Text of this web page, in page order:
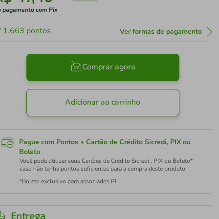
pagamento com Pix
1.663 pontos Ver formas de pagamento
Comprar agora
Adicionar ao carrinho
Pague com Pontos + Cartão de Crédito Sicredi, PIX ou
Boleto
Você pode utilizar seus Cartões de Crédito Sicredi , PIX ou Boleto*
caso não tenha pontos suficientes para a compra deste produto.
*Boleto exclusivo para associados PJ
Entrega